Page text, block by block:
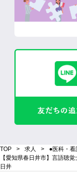
TOP 求人 ●医科・看
【愛知県春日井市】言語聴
日井